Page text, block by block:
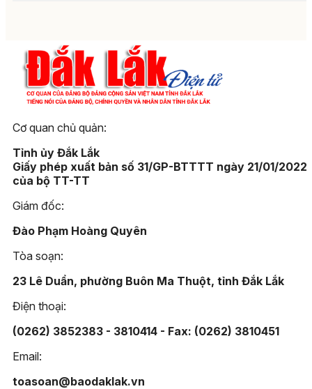
Cơ quan chủ quản:
Tỉnh ủy Đắk Lắk
Giấy phép xuất bản số 31/GP-BTTTT ngày 21/01/2022
của bộ TT-TT
Giám đốc:
Đào Phạm Hoàng Quyên
Tòa soạn:
23 Lê Duẩn, phường Buôn Ma Thuột, tỉnh Đắk Lắk
Điện thoại:
(0262) 3852383 - 3810414 - Fax: (0262) 3810451
Email:
toasoan@baodaklak.vn